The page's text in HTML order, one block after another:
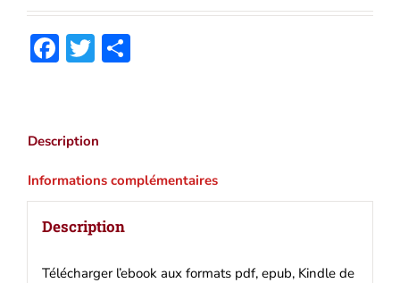
de
Sophie
|
epub,
Kindle
Facebook
Twitter
Description
Informations complémentaires
Description
Télécharger l’ebook aux formats pdf, epub, Kindle de